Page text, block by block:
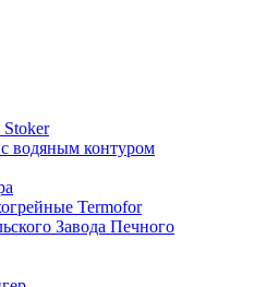
водяным контуром
Termofor
Завода Печного